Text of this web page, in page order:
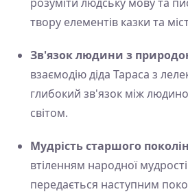
твору елементів казки та
Зв'язок людини з
взаємодію діда Тараса з
глибокий зв'язок між
світом.
Мудрість старшого
втіленням народної
передається наступним